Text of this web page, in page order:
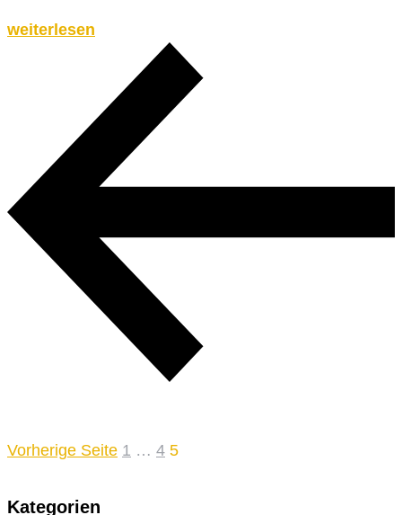
weiterlesen
Seitennummerierung
Beiträge
Vorherige Seite 1 … 4 5
Kategorien